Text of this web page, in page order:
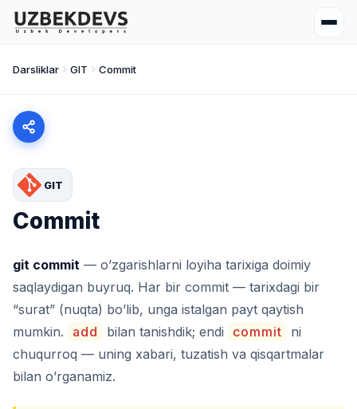
Darsliklar GIT Commit
GIT
Commit
git commit — o’zgarishlarni loyiha tarixiga doimiy
saqlaydigan buyruq. Har bir commit — tarixdagi bir
“surat” (nuqta) bo’lib, unga istalgan payt qaytish
mumkin.
add bilan tanishdik; endi commit
ni
chuqurroq — uning xabari, tuzatish va qisqartmalar
bilan o’rganamiz.